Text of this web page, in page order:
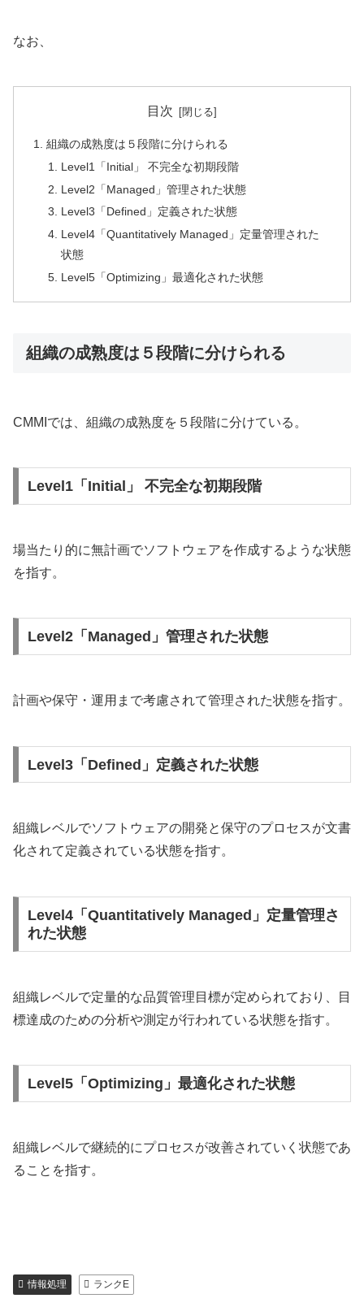
なお、
目次
組織の成熟度は５段階に分けられる
Level1「Initial」 不完全な初期段階
Level2「Managed」管理された状態
Level3「Defined」定義された状態
Level4「Quantitatively Managed」定量管理された
状態
Level5「Optimizing」最適化された状態
組織の成熟度は５段階に分けられる
CMMIでは、組織の成熟度を５段階に分けている。
Level1「Initial」 不完全な初期段階
場当たり的に無計画でソフトウェアを作成するような状態
を指す。
Level2「Managed」管理された状態
計画や保守・運用まで考慮されて管理された状態を指す。
Level3「Defined」定義された状態
組織レベルでソフトウェアの開発と保守のプロセスが文書
化されて定義されている状態を指す。
Level4「Quantitatively Managed」定量管理さ
れた状態
組織レベルで定量的な品質管理目標が定められており、目
標達成のための分析や測定が行われている状態を指す。
Level5「Optimizing」最適化された状態
組織レベルで継続的にプロセスが改善されていく状態であ
ることを指す。
情報処理 ランクE